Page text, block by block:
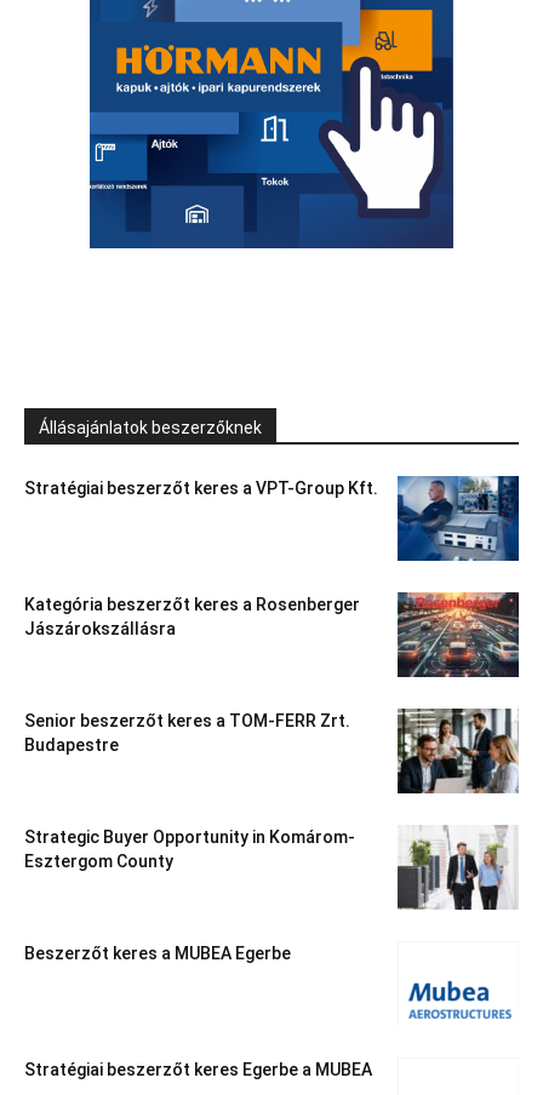
Állásajánlatok beszerzőknek
Stratégiai beszerzőt keres a VPT-Group Kft.
Kategória beszerzőt keres a Rosenberger
Jászárokszállásra
Senior beszerzőt keres a TOM-FERR Zrt.
Budapestre
Strategic Buyer Opportunity in Komárom-
Esztergom County
Beszerzőt keres a MUBEA Egerbe
Stratégiai beszerzőt keres Egerbe a MUBEA